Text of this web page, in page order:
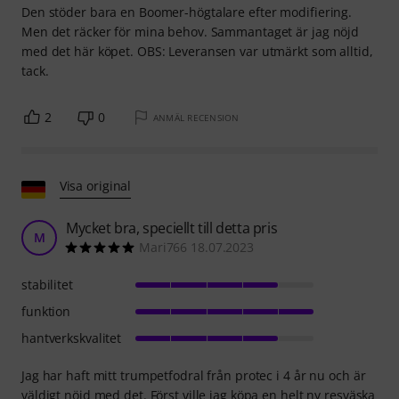
Den stöder bara en Boomer-högtalare efter modifiering.
Men det räcker för mina behov. Sammantaget är jag nöjd
med det här köpet. OBS: Leveransen var utmärkt som alltid,
tack.
2 0 ANMÄL RECENSION
Visa original
M Mycket bra, speciellt till detta pris
Mari766 18.07.2023
Jag har haft mitt trumpetfodral från protec i 4 år nu och är
väldigt nöjd med det. Först ville jag köpa en helt ny resväska
stabilitet
funktion
hantverkskvalitet